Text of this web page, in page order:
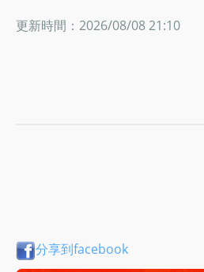
更新時間：2026/08/08 21:10
分享到facebook